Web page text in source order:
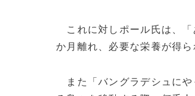
これに対しポール氏は、「
か月離れ、必要な栄養が得ら
また「バングラデシュにや